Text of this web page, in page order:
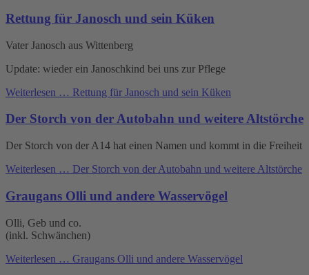
Rettung für Janosch und sein Küken
Vater Janosch aus Wittenberg
Update: wieder ein Janoschkind bei uns zur Pflege
Weiterlesen … Rettung für Janosch und sein Küken
Der Storch von der Autobahn und weitere Altstörche
Der Storch von der A14 hat einen Namen und kommt in die Freiheit
Weiterlesen … Der Storch von der Autobahn und weitere Altstörche
Graugans Olli und andere Wasservögel
Olli, Geb und co.
(inkl. Schwänchen)
Weiterlesen … Graugans Olli und andere Wasservögel